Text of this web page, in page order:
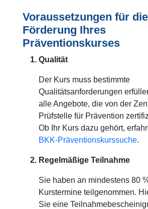
Voraussetzungen für die
Förderung Ihres
Präventionskurses
Qualität
Der Kurs muss bestimmte
Qualitätsanforderungen
alle Angebote, die von der
Prüfstelle für Prävention
Ob Ihr Kurs dazu gehört,
BKK-Präventionskurssuche.
Regelmäßige Teilnahme
Sie haben an mindestens 80
Kurstermine teilgenommen.
Sie eine